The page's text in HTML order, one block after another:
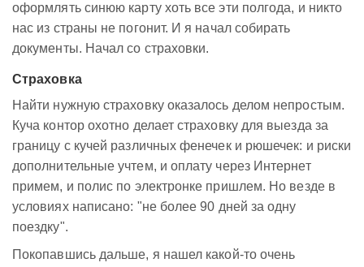
оформлять синюю карту хоть все эти полгода, и никто
нас из страны не погонит. И я начал собирать
документы. Начал со страховки.
Страховка
Найти нужную страховку оказалось делом непростым.
Куча контор охотно делает страховку для выезда за
границу с кучей различных фенечек и рюшечек: и риски
дополнительные учтем, и оплату через Интернет
примем, и полис по электронке пришлем. Но везде в
условиях написано: "не более 90 дней за одну
поездку".
Покопавшись дальше, я нашел какой-то очень